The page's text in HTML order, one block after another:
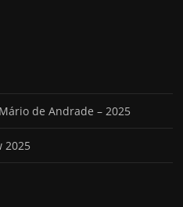
de Andrade – 2025
2025